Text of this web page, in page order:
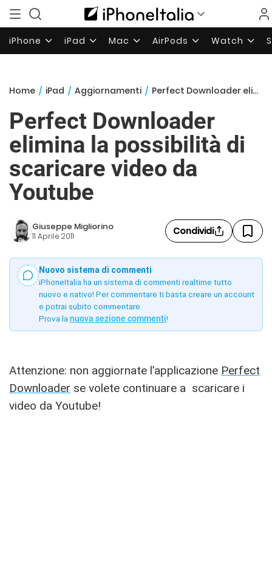
iPhone iPad Mac AirPods Watch
Home / iPad / Aggiornamenti / Perfect Downloader elimina la possibilità di scaricare video da Youtube
Perfect Downloader
elimina la possibilità di
scaricare video da
Youtube
Giuseppe Migliorino
11 Aprile 2011 Condividi
Nuovo sistema di commenti
iPhoneItalia ha un sistema di commenti realtime tutto
nuovo e nativo! Per commentare ti basta creare un account
e potrai subito commentare.
Prova la nuova sezione commenti!
Attenzione: non aggiornate l’applicazione Perfect
Downloader se volete continuare a scaricare i
video da Youtube!